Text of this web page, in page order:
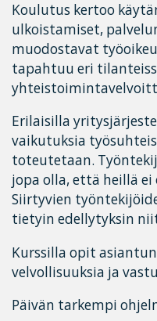
Koulutus kertoo
ulkoistamiset,
muodostavat
tapahtuu eri
Erilaisilla
vaikutuksia
toteutetaan.
jopa olla, että heillä
Siirtyvien
tietyin edellytyksin
Kurssilla opit
velvollisuuksia ja
Päivän tarkempi